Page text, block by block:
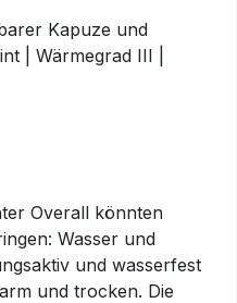
Kapuze und
| Wärmegrad III |
Overall könnten
Wasser und
und wasserfest
und trocken. Die